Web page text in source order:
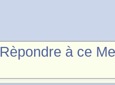
Rèpondre à ce